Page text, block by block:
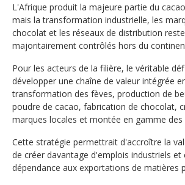
L'Afrique produit la majeure partie du
mais la transformation industrielle, les
chocolat et les réseaux de distribution
majoritairement contrôlés hors du
Pour les acteurs de la filière, le véritable
développer une chaîne de valeur intégrée
transformation des fèves, production de
poudre de cacao, fabrication de chocolat,
marques locales et montée en gamme
Cette stratégie permettrait d'accroître la
de créer davantage d'emplois industriels et
dépendance aux exportations de matières